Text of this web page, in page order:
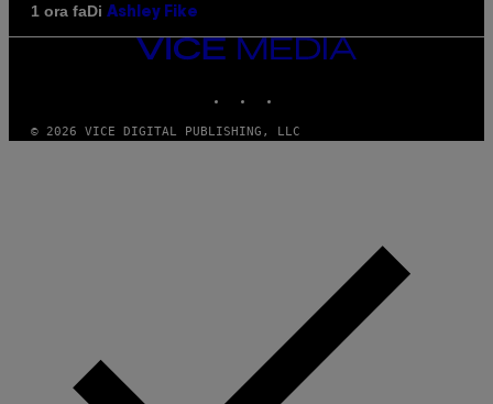
1 ora faDi Ashley Fike
VICE
MEDIA
© 2026 VICE DIGITAL PUBLISHING, LLC